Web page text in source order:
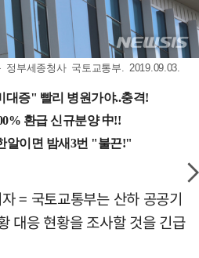
정부세종청사 국토교통부. 2019.09.03.
= 국토교통부는 산하 공공기
대응 현황을 조사할 것을 긴급